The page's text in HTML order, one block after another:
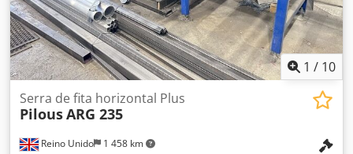
1 / 10
Reino Unido 1 458 km
Serra de fita horizontal Plus
PilousARG 235